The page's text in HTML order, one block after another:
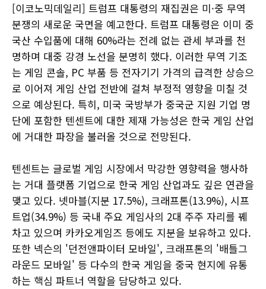
[이코노믹데일리] 트럼프 대통령의 재집권은 미·중 무역
분쟁의 새로운 국면을 예고한다. 트럼프 대통령은 이미 중
국산 수입품에 대해 60%라는 전례 없는 관세 부과를 천
명하며 대중 강경 노선을 분명히 했다. 이러한 무역 기조
는 게임 콘솔, PC 부품 등 전자기기 가격의 급격한 상승으
로 이어져 게임 산업 전반에 걸쳐 부정적 영향을 미칠 것
으로 예상된다. 특히, 미국 국방부가 중국군 지원 기업 명
단에 포함한 텐센트에 대한 제재 가능성은 한국 게임 산업
에 거대한 파장을 불러올 것으로 전망된다.
텐센트는 글로벌 게임 시장에서 막강한 영향력을 행사하
는 거대 플랫폼 기업으로 한국 게임 산업과도 깊은 연관을
맺고 있다. 넷마블(지분 17.5%), 크래프톤(13.9%), 시프
트업(34.9%) 등 국내 주요 게임사의 2대 주주 자리를 꿰
차고 있으며 카카오게임즈 등에도 지분을 보유하고 있다.
또한 넥슨의 '던전앤파이터 모바일', 크래프톤의 '배틀그
라운드 모바일' 등 다수의 한국 게임을 중국 현지에 유통
하는 핵심 파트너 역할을 담당하고 있다.